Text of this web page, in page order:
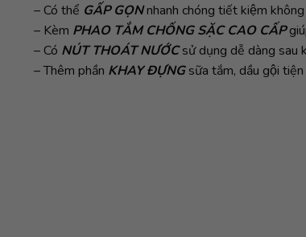
– Có thể GẤP GỌNnhanh chóng tiết kiệm
– Kèm PHAO TẮM CHỐNG SẶC CAO CẤP
– Có NÚT THOÁT NƯỚCsử dụng dễ dàng sau
– Thêm phần KHAY ĐỰNGsữa tắm, dầu gội tiện